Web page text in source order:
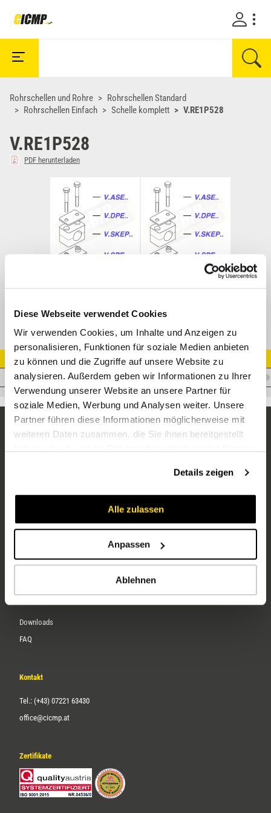
Diese Webseite verwendet Cookies
Wir verwenden Cookies, um Inhalte und Anzeigen zu
personalisieren, Funktionen für soziale Medien anbieten
zu können und die Zugriffe auf unsere Website zu
analysieren. Außerdem geben wir Informationen zu Ihrer
Verwendung unserer Website an unsere Partner für
soziale Medien, Werbung und Analysen weiter. Unsere
Partner führen diese Informationen möglicherweise mit
weiteren Daten zusammen, die Sie ihnen bereitgestellt
Details zeigen
Alle zulassen
Anpassen
Ablehnen
Rohrschellen und Rohre
Rohrschellen Standard
Rohrschellen Einfach
Schelle komplett V.RE1P528
V.RE1P528
PDF herunterladen
Artikel Nr.
V.RE1P528
Karriere
Downloads
FAQ
Kontakt
Tel.: (+43) 07221 63430
office@cicmp.at
Zertifikate